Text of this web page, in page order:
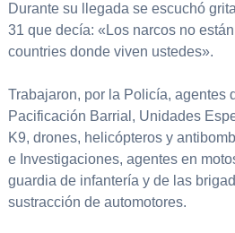
Durante su llegada se escuchó
31 que decía: «Los narcos no
countries donde viven ustedes».
Trabajaron, por la Policía, agentes
Pacificación Barrial, Unidades
K9, drones, helicópteros y
e Investigaciones, agentes en
guardia de infantería y de las
sustracción de automotores.